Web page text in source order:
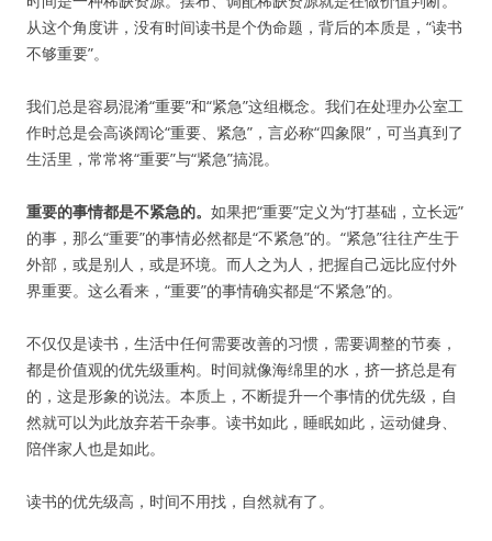
从这个角度讲，没有时间读书是个伪命题，背后的本质是，“读书
不够重要”。
我们总是容易混淆“重要”和“紧急”这组概念。我们在处理办公室工
作时总是会高谈阔论“重要、紧急”，言必称“四象限”，可当真到了
生活里，常常将“重要”与“紧急”搞混。
重要的事情都是不紧急的。 如果把“重要”定义为“打基础，立长远”
的事，那么“重要”的事情必然都是“不紧急”的。“紧急”往往产生于
外部，或是别人，或是环境。而人之为人，把握自己远比应付外
界重要。这么看来，“重要”的事情确实都是“不紧急”的。
不仅仅是读书，生活中任何需要改善的习惯，需要调整的节奏，
都是价值观的优先级重构。时间就像海绵里的水，挤一挤总是有
的，这是形象的说法。本质上，不断提升一个事情的优先级，自
然就可以为此放弃若干杂事。读书如此，睡眠如此，运动健身、
陪伴家人也是如此。
读书的优先级高，时间不用找，自然就有了。